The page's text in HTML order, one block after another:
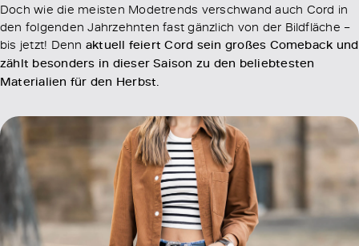
Doch wie die meisten Modetrends verschwand auch Cord in
den folgenden Jahrzehnten fast gänzlich von der Bildfläche –
bis jetzt! Denn aktuell feiert Cord sein großes Comeback und
zählt besonders in dieser Saison zu den beliebtesten
Materialien für den Herbst.